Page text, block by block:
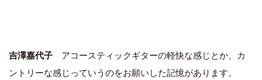
吉澤嘉代子 アコースティックギターの軽快な感じとか、カ
ントリーな感じっていうのをお願いした記憶があります。